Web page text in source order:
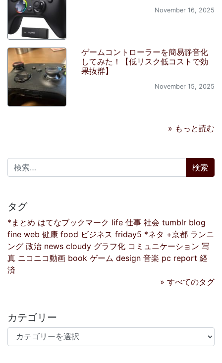
November 16, 2025
ゲームコントローラーを簡易静音化
してみた！【低リスク低コストで効
果抜群】
November 15, 2025
» もっと読む
検索:
タグ
*まとめ はてなブックマーク life 仕事 社会 tumblr blog
fine web 健康 food ビジネス friday5 *ネタ +京都 ランニ
ング 政治 news cloudy グラフ化 コミュニケーション 写
真 ニコニコ動画 book ゲーム design 音楽 pc report 経
済
» すべてのタグ
カテゴリー
カテゴリー